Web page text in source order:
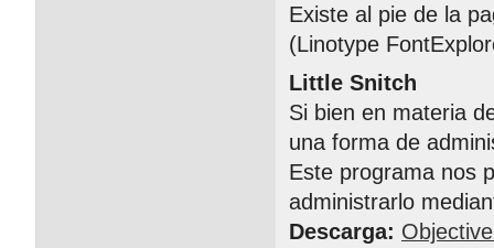
Existe al pie de la
(Linotype
Little Snitch
Si bien en materia
una forma de
Este programa nos
administrarlo
Descarga: